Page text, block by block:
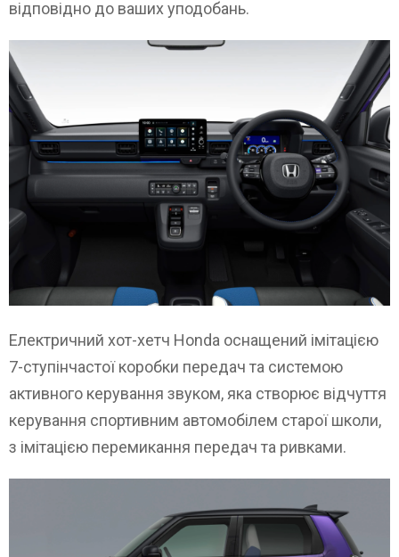
відповідно до ваших уподобань.
Електричний хот-хетч Honda оснащений імітацією
7-ступінчастої коробки передач та системою
активного керування звуком, яка створює відчуття
керування спортивним автомобілем старої школи,
з імітацією перемикання передач та ривками.